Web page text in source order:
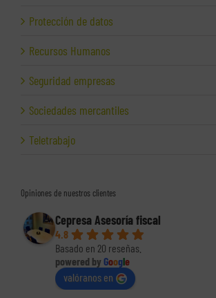
Protección de datos
Recursos Humanos
Seguridad empresas
Sociedades mercantiles
Teletrabajo
Opiniones de nuestros clientes
Cepresa Asesoría fiscal
4.8
Basado en 20 reseñas.
powered by Google
valóranos en